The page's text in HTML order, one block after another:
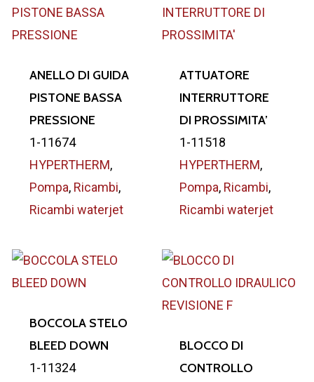
ANELLO DI GUIDA
PISTONE BASSA
PRESSIONE
1-11674
HYPERTHERM,
Pompa, Ricambi,
Ricambi waterjet
ATTUATORE
INTERRUTTORE
DI PROSSIMITA’
1-11518
HYPERTHERM,
Pompa, Ricambi,
Ricambi waterjet
BOCCOLA STELO
BLEED DOWN
1-11324
BLOCCO DI
CONTROLLO